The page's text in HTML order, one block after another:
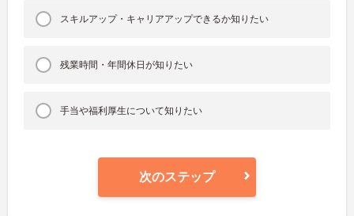
スキルアップ・キャリアアップできるか知りたい
残業時間・年間休日が知りたい
手当や福利厚生について知りたい
次のステップ